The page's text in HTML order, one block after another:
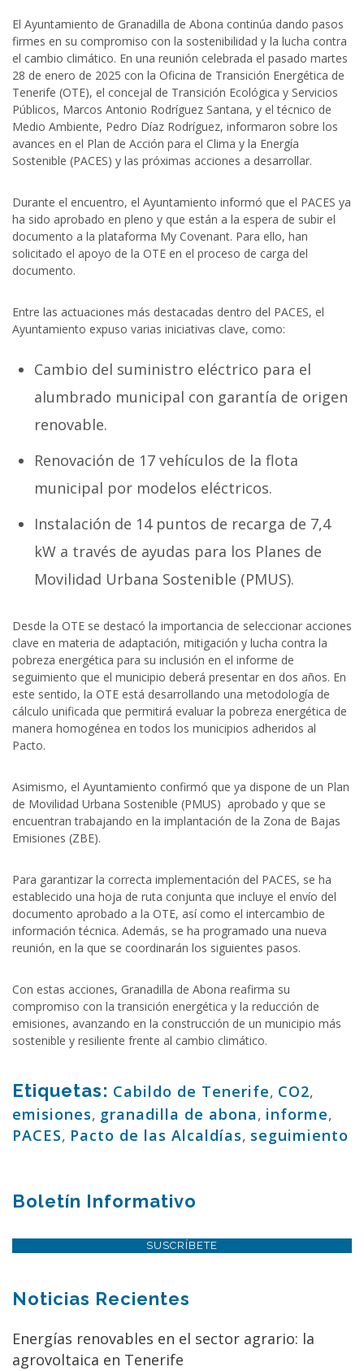
El Ayuntamiento de Granadilla de Abona continúa dando pasos
firmes en su compromiso con la sostenibilidad y la lucha contra
el cambio climático. En una reunión celebrada el pasado martes
28 de enero de 2025 con la Oficina de Transición Energética de
Tenerife (OTE), el concejal de Transición Ecológica y Servicios
Públicos, Marcos Antonio Rodríguez Santana, y el técnico de
Medio Ambiente, Pedro Díaz Rodríguez, informaron sobre los
avances en el Plan de Acción para el Clima y la Energía
Sostenible (PACES) y las próximas acciones a desarrollar.
Durante el encuentro, el Ayuntamiento informó que el PACES ya
ha sido aprobado en pleno y que están a la espera de subir el
documento a la plataforma My Covenant. Para ello, han
solicitado el apoyo de la OTE en el proceso de carga del
documento.
Entre las actuaciones más destacadas dentro del PACES, el
Ayuntamiento expuso varias iniciativas clave, como:
Cambio del suministro eléctrico para el
alumbrado municipal con garantía de origen
renovable.
Renovación de 17 vehículos de la flota
municipal por modelos eléctricos.
Instalación de 14 puntos de recarga de 7,4
kW a través de ayudas para los Planes de
Movilidad Urbana Sostenible (PMUS).
Desde la OTE se destacó la importancia de seleccionar acciones
clave en materia de adaptación, mitigación y lucha contra la
pobreza energética para su inclusión en el informe de
seguimiento que el municipio deberá presentar en dos años. En
este sentido, la OTE está desarrollando una metodología de
cálculo unificada que permitirá evaluar la pobreza energética de
manera homogénea en todos los municipios adheridos al
Pacto.
Asimismo, el Ayuntamiento confirmó que ya dispone de un Plan
de Movilidad Urbana Sostenible (PMUS) aprobado y que se
encuentran trabajando en la implantación de la Zona de Bajas
Emisiones (ZBE).
Para garantizar la correcta implementación del PACES, se ha
establecido una hoja de ruta conjunta que incluye el envío del
documento aprobado a la OTE, así como el intercambio de
información técnica. Además, se ha programado una nueva
reunión, en la que se coordinarán los siguientes pasos.
Con estas acciones, Granadilla de Abona reafirma su
compromiso con la transición energética y la reducción de
emisiones, avanzando en la construcción de un municipio más
sostenible y resiliente frente al cambio climático.
Etiquetas: Cabildo de Tenerife, CO2,
emisiones, granadilla de abona, informe,
PACES, Pacto de las Alcaldías, seguimiento
Boletín Informativo
SUSCRÍBETE
Noticias Recientes
Energías renovables en el sector agrario: la
agrovoltaica en Tenerife